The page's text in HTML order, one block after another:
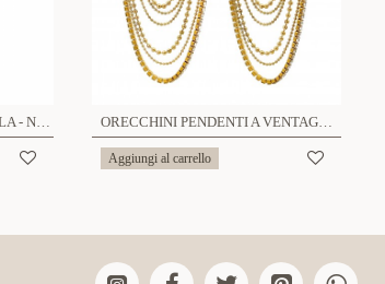
ORECCHINI PENDENTI STELLA - NK2112452F91 ORECCHINI PENDENTI A VENTAGLIO - YNK23944F118
Aggiungi al carrello